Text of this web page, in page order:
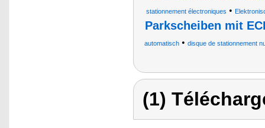
stationnement électroniques •
Parkscheiben mit
automatisch• disque de stationnement
(1)